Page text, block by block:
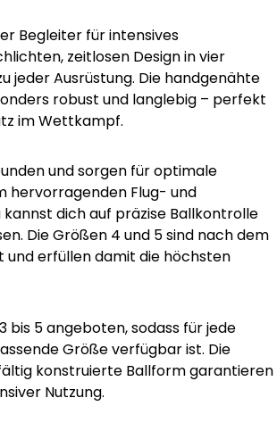
Begleiter für intensives
zeitlosen Design in vier
jeder Ausrüstung. Die handgenähte
robust und langlebig – perfekt
im Wettkampf.
und sorgen für optimale
hervorragenden Flug- und
dich auf präzise Ballkontrolle
Die Größen 4 und 5 sind nach dem
erfüllen damit die höchsten
bis 5 angeboten, sodass für jede
Größe verfügbar ist. Die
konstruierte Ballform garantieren
Nutzung.